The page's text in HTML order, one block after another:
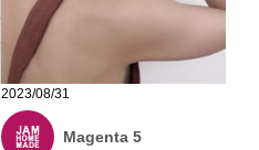
2023/08/31
Magenta 5